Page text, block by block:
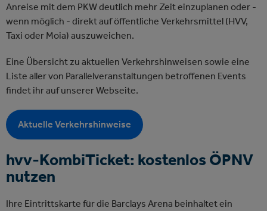
Anreise mit dem PKW deutlich mehr Zeit einzuplanen oder -
wenn möglich - direkt auf öffentliche Verkehrsmittel (HVV,
Taxi oder Moia) auszuweichen.
Eine Übersicht zu aktuellen Verkehrshinweisen sowie eine
Liste aller von Parallelveranstaltungen betroffenen Events
findet ihr auf unserer Webseite.
Aktuelle Verkehrshinweise
hvv-KombiTicket: kostenlos ÖPNV
nutzen
Ihre Eintrittskarte für die Barclays Arena beinhaltet ein